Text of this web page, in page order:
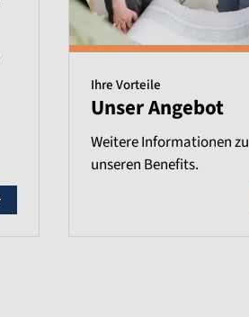
Ihre Vorteile
Unser Angebot
Weitere Informationen zu
unseren Benefits.